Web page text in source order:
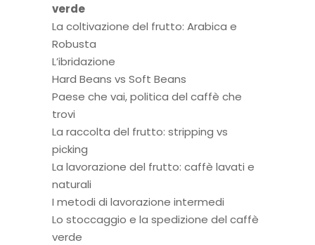
verde
La coltivazione del frutto: Arabica e
Robusta
L’ibridazione
Hard Beans vs Soft Beans
Paese che vai, politica del caffè che
trovi
La raccolta del frutto: stripping vs
picking
La lavorazione del frutto: caffè lavati e
naturali
I metodi di lavorazione intermedi
Lo stoccaggio e la spedizione del caffè
verde